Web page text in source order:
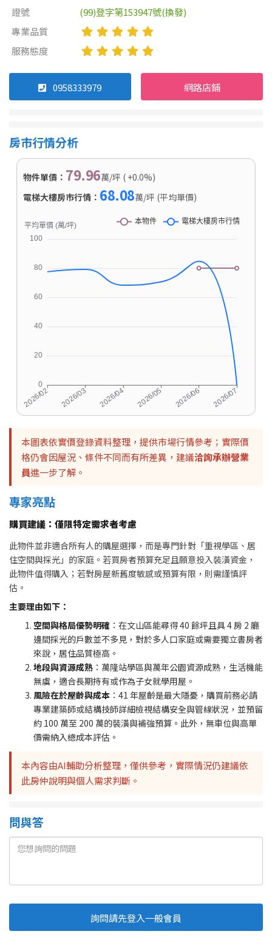
證號
(99)登字第153947號(換發)
專業品質
服務態度
0958333979 網路店鋪
房市行情分析
物件單價： 79.96萬/坪 ( +0.0%)
電梯大樓房市行情： 68.08萬/坪 (平均單價)
本圖表依實價登錄資料整理，提供市場行情參考；實際價
格仍會因屋況、條件不同而有所差異，建議洽詢承辦營業
員進一步了解。
專家亮點
購買建議：僅限特定需求者考慮
此物件並非適合所有人的購屋選擇，而是專門針對「重視學區、居
住空間與採光」的家庭。若買房者預算充足且願意投入裝潢資金，
此物件值得購入；若對房屋新舊度敏感或預算有限，則需謹慎評
估。
主要理由如下：
空間與格局優勢明確 ：在文山區能尋得 40 餘坪且具 4 房 2 廳
邊間採光的戶數並不多見，對於多人口家庭或需要獨立書房者
來說，居住品質極高。
地段與資源成熟 ：萬隆站學區與萬年公園資源成熟，生活機能
無虞，適合長期持有或作為子女就學用屋。
風險在於屋齡與成本 ：41 年屋齡是最大隱憂，購買前務必請
專業建築師或結構技師詳細檢視結構安全與管線狀況，並預留
約 100 萬至 200 萬的裝潢與補強預算。此外，無車位與高單
價需納入總成本評估。
本內容由AI輔助分析整理，僅供參考，實際情況仍建議依
此房仲說明與個人需求判斷。
問與答
詢問請先登入一般會員